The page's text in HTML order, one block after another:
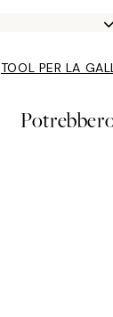
TOOL PER LA